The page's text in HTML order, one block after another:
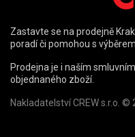
Zastavte se na prodejně
poradí či pomohou s
Prodejna je i naším
objednaného zboží.
Nakladatelství CREW s.r.o. ©